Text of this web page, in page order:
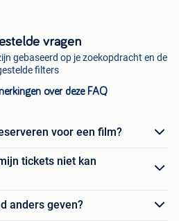
vragen
gebaseerd op je zoekopdracht en de
filters
over deze FAQ
voor een film?
tickets niet kan
anders geven?